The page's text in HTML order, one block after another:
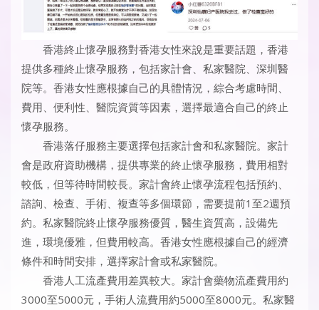
香港終止懷孕服務對香港女性來說是重要話題，香港
提供多種終止懷孕服務，包括家計會、私家醫院、深圳醫
院等。香港女性應根據自己的具體情況，綜合考慮時間、
費用、便利性、醫院資質等因素，選擇最適合自己的終止
懷孕服務。
香港落仔服務主要選擇包括家計會和私家醫院。家計
會是政府資助機構，提供專業的終止懷孕服務，費用相對
較低，但等待時間較長。家計會終止懷孕流程包括預約、
諮詢、檢查、手術、複查等多個環節，需要提前1至2週預
約。私家醫院終止懷孕服務優質，醫生資質高，設備先
進，環境優雅，但費用較高。香港女性應根據自己的經濟
條件和時間安排，選擇家計會或私家醫院。
香港人工流產費用差異較大。家計會藥物流產費用約
3000至5000元，手術人流費用約5000至8000元。私家醫